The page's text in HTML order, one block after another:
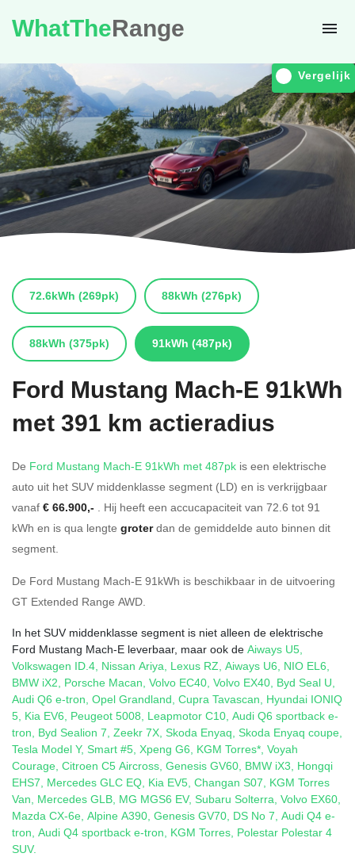
WhatTheRange
Vergelijk
72.6kWh (269pk) 88kWh (276pk)
88kWh (375pk) 91kWh (487pk)
Ford Mustang Mach-E 91kWh
met 391 km actieradius
De Ford Mustang Mach-E 91kWh met 487pk is een elektrische
auto uit het SUV middenklasse segment (LD) en is verkrijgbaar
vanaf € 66.900,- . Hij heeft een accucapaciteit van 72.6 tot 91
kWh en is qua lengte groterdan de gemiddelde auto binnen dit
segment.
De Ford Mustang Mach-E 91kWh is beschikbaar in de uitvoering
GT Extended Range AWD.
In het SUV middenklasse segment is niet alleen de elektrische
Ford Mustang Mach-E leverbaar, maar ook de Aiways U5,
Volkswagen ID.4, Nissan Ariya, Lexus RZ, Aiways U6, NIO EL6,
BMW iX2, Porsche Macan, Volvo EC40, Volvo EX40, Byd Seal U,
Audi Q6 e-tron, Opel Grandland, Cupra Tavascan, Hyundai IONIQ
5, Kia EV6, Peugeot 5008, Leapmotor C10, Audi Q6 sportback e-
tron, Byd Sealion 7, Zeekr 7X, Skoda Enyaq, Skoda Enyaq coupe,
Tesla Model Y, Smart #5, Xpeng G6, KGM Torres*, Voyah
Courage, Citroen C5 Aircross, Genesis GV60, BMW iX3, Hongqi
EHS7, Mercedes GLC EQ, Kia EV5, Changan S07, KGM Torres
Van, Mercedes GLB, MG MGS6 EV, Subaru Solterra, Volvo EX60,
Mazda CX-6e, Alpine A390, Genesis GV70, DS No 7, Audi Q4 e-
tron, Audi Q4 sportback e-tron, KGM Torres, Polestar Polestar 4
SUV.